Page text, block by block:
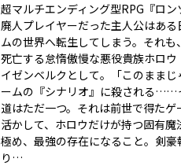
超マルチエンディング型RPG『ロン
廃人プレイヤーだった主人公はある
ムの世界へ転生してしまう。それも
死亡する怠惰傲慢な悪役貴族ホロウ
イゼンベルクとして。「このまま
ームの『シナリオ』に殺される……
道はただ一つ。それは前世で得たゲ
活かして、ホロウだけが持つ固有魔
極め、最強の存在になること。剣豪
り…